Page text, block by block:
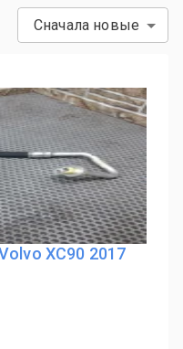
Сначала новые
XC90 2017